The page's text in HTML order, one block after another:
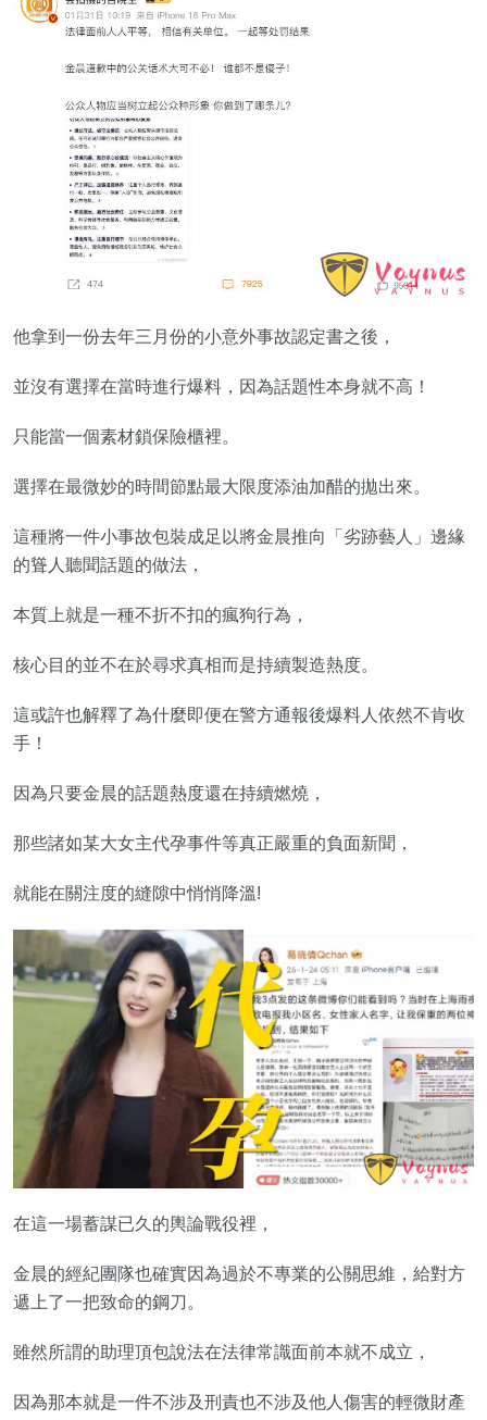
他拿到一份去年三月份的小意外事故認定書之後，
並沒有選擇在當時進行爆料，因為話題性本身就不高！
只能當一個素材鎖保險櫃裡。
選擇在最微妙的時間節點最大限度添油加醋的拋出來。
這種將一件小事故包裝成足以將金晨推向「劣跡藝人」邊緣
的聳人聽聞話題的做法，
本質上就是一種不折不扣的瘋狗行為，
核心目的並不在於尋求真相而是持續製造熱度。
這或許也解釋了為什麼即便在警方通報後爆料人依然不肯收
手！
因為只要金晨的話題熱度還在持續燃燒，
那些諸如某大女主代孕事件等真正嚴重的負面新聞，
就能在關注度的縫隙中悄悄降溫!
在這一場蓄謀已久的輿論戰役裡，
金晨的經紀團隊也確實因為過於不專業的公關思維，給對方
遞上了一把致命的鋼刀。
雖然所謂的助理頂包說法在法律常識面前本就不成立，
因為那本就是一件不涉及刑責也不涉及他人傷害的輕微財產